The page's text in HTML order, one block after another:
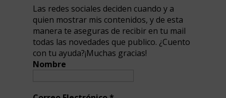
Las redes sociales deciden cuando y a
quien mostrar mis contenidos, y de esta
manera te aseguras de recibir en tu mail
todas las novedades que publico. ¿Cuento
con tu ayuda?¡Muchas gracias!
Nombre